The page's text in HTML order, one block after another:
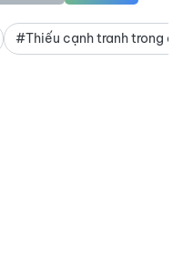
#Thiếu cạnh tranh trong